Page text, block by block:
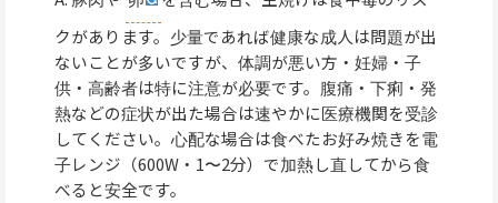
クがあります。少量であれば健康な成人は問題が出
ないことが多いですが、体調が悪い方・妊婦・子
供・高齢者は特に注意が必要です。腹痛・下痢・発
熱などの症状が出た場合は速やかに医療機関を受診
してください。心配な場合は食べたお好み焼きを電
子レンジ（600W・1〜2分）で加熱し直してから食
べると安全です。